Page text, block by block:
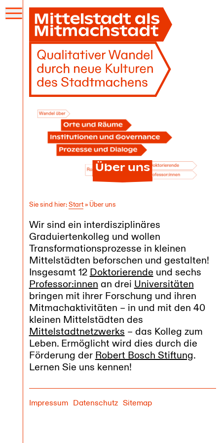
Menü
öffnen
Über uns
Sie sind hier:Start» Über uns
Wir sind ein interdisziplinäres
Graduiertenkolleg und wollen
Transformationsprozesse in kleinen
Mittelstädten beforschen und gestalten!
Insgesamt 12 Doktorierende und sechs
Professor:innen an drei Universitäten
bringen mit ihrer Forschung und ihren
Mitmachaktivitäten – in und mit den 40
kleinen Mittelstädten des
Mittelstadtnetzwerks – das Kolleg zum
Leben. Ermöglicht wird dies durch die
Förderung der Robert Bosch Stiftung.
Lernen Sie uns kennen!
Impressum Datenschutz Sitemap